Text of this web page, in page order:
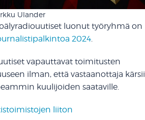
Ulander
luonut työryhmä on
2024
vapauttavat toimitusten
ilman, että vastaanottaja kärsii.
kuulijoiden saataville.
liiton